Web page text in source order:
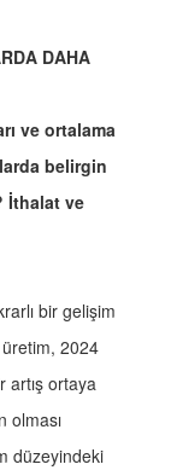
DAHA
ve ortalama
belirgin
İthalat ve
bir gelişim
2024
artış ortaya
olması
düzeyindeki